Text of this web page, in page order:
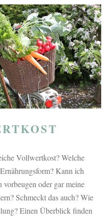
Vollwertkost? Welche
Kann ich
oder gar meine
Schmeckt das auch? Wie
Einen Überblick finden